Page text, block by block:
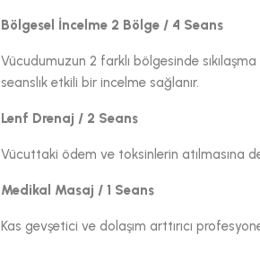
Bölgesel İncelme 2 Bölge / 4 Seans
Vücudumuzun 2 farklı bölgesinde
seanslık etkili bir incelme sağlanır.
Lenf Drenaj / 2 Seans
Vücuttaki ödem ve toksinlerin atılmasına
Medikal Masaj / 1 Seans
Kas gevşetici ve dolaşım arttırıcı